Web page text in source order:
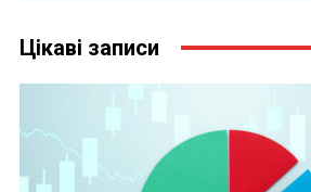
Цікаві записи